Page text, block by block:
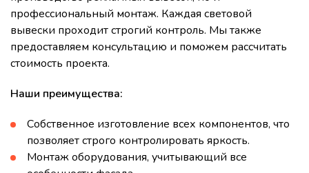
профессиональный монтаж. Каждая световой
вывески проходит строгий контроль. Мы также
предоставляем консультацию и поможем рассчитать
стоимость проекта.
Наши преимущества:
Собственное изготовление всех компонентов, что
позволяет строго контролировать яркость.
Монтаж оборудования, учитывающий все